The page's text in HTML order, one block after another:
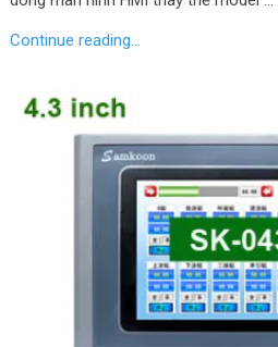
Continue reading...